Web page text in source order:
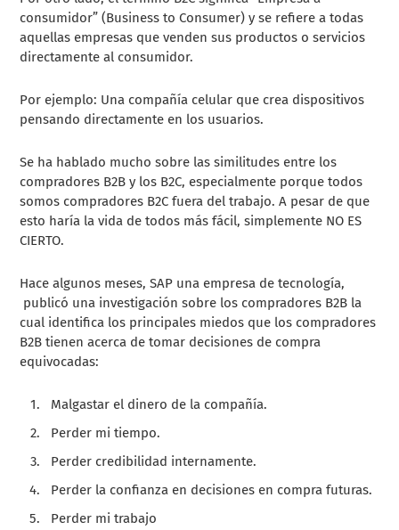
consumidor” (Business to Consumer) y se refiere a todas
aquellas empresas que venden sus productos o servicios
directamente al consumidor.
Por ejemplo: Una compañía celular que crea dispositivos
pensando directamente en los usuarios.
Se ha hablado mucho sobre las similitudes entre los
compradores B2B y los B2C, especialmente porque todos
somos compradores B2C fuera del trabajo. A pesar de que
esto haría la vida de todos más fácil, simplemente NO ES
CIERTO.
Hace algunos meses, SAP una empresa de tecnología,
publicó una investigación sobre los compradores B2B la
cual identifica los principales miedos que los compradores
B2B tienen acerca de tomar decisiones de compra
equivocadas:
Malgastar el dinero de la compañía.
Perder mi tiempo.
Perder credibilidad internamente.
Perder la confianza en decisiones en compra futuras.
Perder mi trabajo